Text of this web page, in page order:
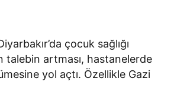
çocuk sağlığı
talebin artması, hastanelerde
yol açtı. Özellikle Gazi